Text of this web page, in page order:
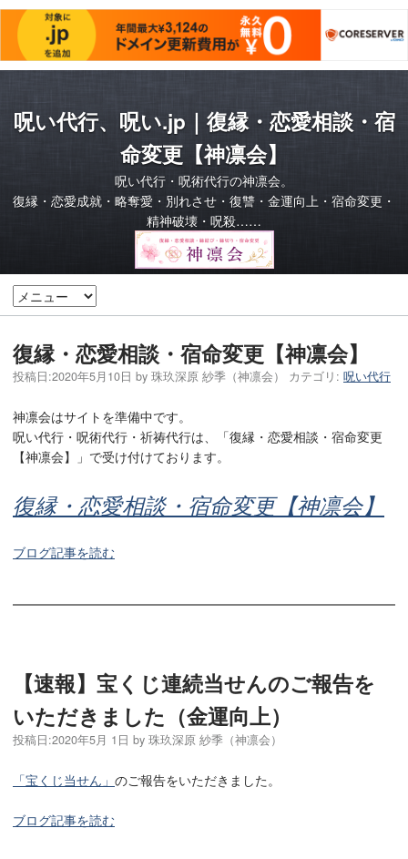
呪い代行、呪い.jp｜復縁・恋愛相談・宿
命変更【神凛会】
呪い代行・呪術代行の神凛会。
復縁・恋愛成就・略奪愛・別れさせ・復讐・金運向上・宿命変更・
精神破壊・呪殺……
復縁・恋愛相談・宿命変更【神凛会】
投稿日:2020年5月10日 by 珠玖深原 紗季（神凛会） カテゴリ: 呪い代行
神凛会はサイトを準備中です。
呪い代行・呪術代行・祈祷代行は、「復縁・恋愛相談・宿命変更
【神凛会】」で受け付けております。
復縁・恋愛相談・宿命変更【神凛会】
ブログ記事を読む
【速報】宝くじ連続当せんのご報告を
いただきました（金運向上）
投稿日:2020年5月 1日 by 珠玖深原 紗季（神凛会）
「宝くじ当せん」 のご報告をいただきました。
ブログ記事を読む